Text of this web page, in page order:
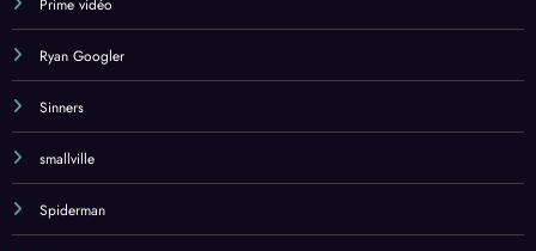
Prime vidéo
Ryan Googler
Sinners
smallville
Spiderman